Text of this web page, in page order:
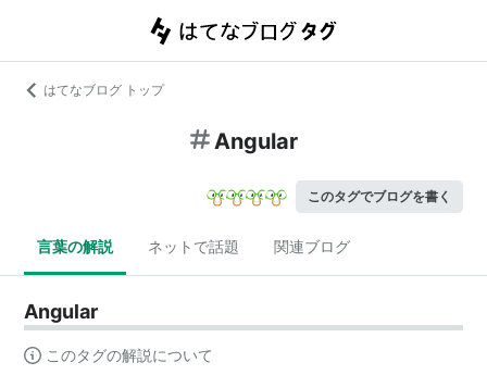
はてなブログ トップ
Angular
このタグでブログを書く
言葉の解説 ネットで話題 関連ブログ
Angular
このタグの解説について